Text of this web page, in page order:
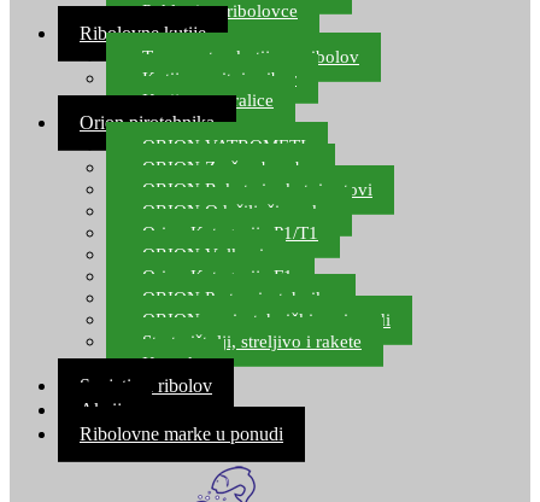
Pokloni za ribolovce
Ribolovne kutije
Transportne kutije za ribolov
Kutije za sitni pribor
Kutije za varalice
Orion pirotehnika
ORION VATROMETI
ORION Zračne bombe
ORION Rakete i raketni setovi
ORION Odašiljači zvuka
Orion Kategorija P1/T1
ORION Vulkani
Orion Kategorija F1
ORION Party pirotehnika
ORION nepirotehnički proizvodi
Start pištolji, streljivo i rakete
Kontakt
Savjeti za ribolov
Akcija
Ribolovne marke u ponudi